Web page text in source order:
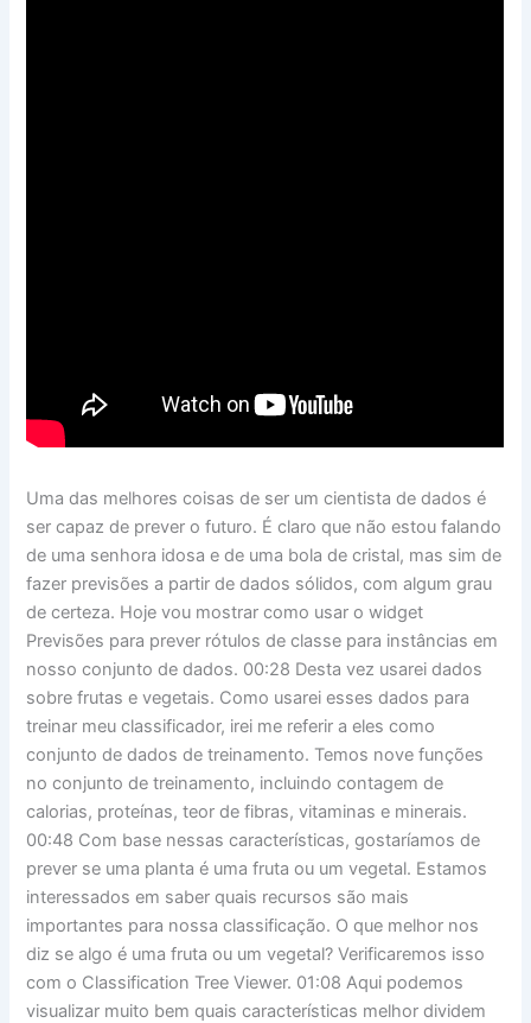
Uma das melhores coisas de ser um cientista de dados é
ser capaz de prever o futuro. É claro que não estou falando
de uma senhora idosa e de uma bola de cristal, mas sim de
fazer previsões a partir de dados sólidos, com algum grau
de certeza. Hoje vou mostrar como usar o widget
Previsões para prever rótulos de classe para instâncias em
nosso conjunto de dados. 00:28 Desta vez usarei dados
sobre frutas e vegetais. Como usarei esses dados para
treinar meu classificador, irei me referir a eles como
conjunto de dados de treinamento. Temos nove funções
no conjunto de treinamento, incluindo contagem de
calorias, proteínas, teor de fibras, vitaminas e minerais.
00:48 Com base nessas características, gostaríamos de
prever se uma planta é uma fruta ou um vegetal. Estamos
interessados ​​em saber quais recursos são mais
importantes para nossa classificação. O que melhor nos
diz se algo é uma fruta ou um vegetal? Verificaremos isso
com o Classification Tree Viewer. 01:08 Aqui podemos
visualizar muito bem quais características melhor dividem